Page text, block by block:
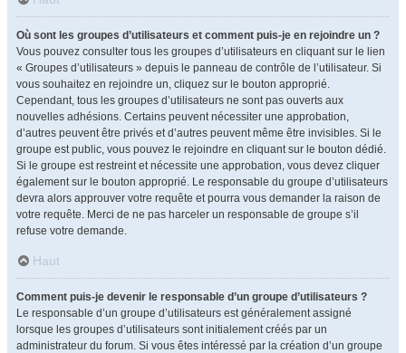
Où sont les groupes d’utilisateurs et comment puis-je en rejoindre un ?
Vous pouvez consulter tous les groupes d’utilisateurs en cliquant sur le lien
« Groupes d’utilisateurs » depuis le panneau de contrôle de l’utilisateur. Si
vous souhaitez en rejoindre un, cliquez sur le bouton approprié.
Cependant, tous les groupes d’utilisateurs ne sont pas ouverts aux
nouvelles adhésions. Certains peuvent nécessiter une approbation,
d’autres peuvent être privés et d’autres peuvent même être invisibles. Si le
groupe est public, vous pouvez le rejoindre en cliquant sur le bouton dédié.
Si le groupe est restreint et nécessite une approbation, vous devez cliquer
également sur le bouton approprié. Le responsable du groupe d’utilisateurs
devra alors approuver votre requête et pourra vous demander la raison de
votre requête. Merci de ne pas harceler un responsable de groupe s’il
refuse votre demande.
Haut
Comment puis-je devenir le responsable d’un groupe d’utilisateurs ?
Le responsable d’un groupe d’utilisateurs est généralement assigné
lorsque les groupes d’utilisateurs sont initialement créés par un
administrateur du forum. Si vous êtes intéressé par la création d’un groupe